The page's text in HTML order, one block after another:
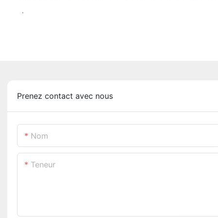
.
Prenez contact avec nous
Nom
Teneur